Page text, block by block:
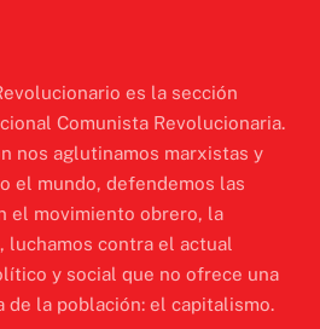
es la sección
Comunista Revolucionaria.
nos aglutinamos marxistas y
el mundo, defendemos las
el movimiento obrero, la
luchamos contra el actual
y social que no ofrece una
de la población: el capitalismo.